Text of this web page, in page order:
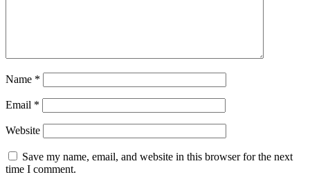
Name *
Email *
Website
Save my name, email, and website in this browser for the next
time I comment.